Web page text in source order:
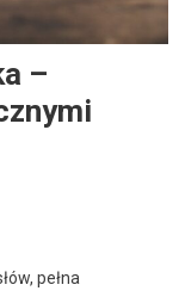
–
pełna